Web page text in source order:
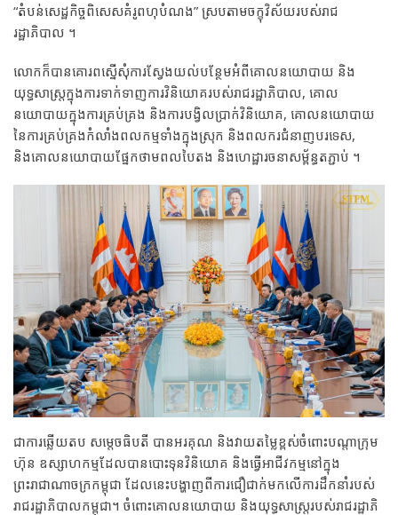
“តំបន់សេដ្ឋកិច្ច​ពិ​សេស​​គំរូពហុបំណង” ស្របតាមចក្ខុវិស័យរបស់រាជ
រដ្ឋាភិបាល ។
លោកក៏បានគោរពស្នើសុំការស្វែងយល់បន្ថែមអំពីគោលនយោបាយ និង
យុទ្ធសា​ស្ត្រ​ក្នុង​កា​រ​ទា​ក់​ទា​ញ​កា​រ​វិ​និ​យោ​គ​រប​ស់​រាជរដ្ឋាភិបាល, គោល
នយោបាយក្នុងការគ្រប់គ្រង និង​ការ​បង្វិលប្រាក់វិនិយោគ, គោលនយោ​បាយ​
នៃ​ការគ្រប់គ្រងកំលាំងពលកម្មទាំងក្នុងស្រុក និងពលករជំនាញបរទេស,
និងគោ​ល​ន​យោ​បាយ​ផ្នែ​ក​ថា​មព​លបៃតង និង​ហេ​ដ្ឋា​រ​ច​នា​សម្ព័ន្ធ​តភ្ជាប់ ។
ជាការឆ្លើយតប សម្តេចធិបតី បានអរគុណ និងវាយតម្លៃខ្ពស់ចំពោះបណ្តាក្រុម
ហ៊ុន ឧស្សាហក​ម្ម​ដែ​ល​បាន​បោះ​​ទុន​វិ​និយោគ និងធ្វើអាជីវកម្មនៅក្នុង
ព្រះរាជាណាចក្រកម្ពុជា ដែល​នេះ​​​ប​ង្ហា​ញពី​កា​រ​ជឿជា​ក់​ម​ក​លើ​កា​រ​ដឹ​កនាំរបស់
រាជរដ្ឋាភិបាលកម្ពុជា។ ចំពោះគោលនយោបាយ និ​ង​យុទ្ធ​សា​ស្ត្រ​រ​ប​ស់​រា​ជ​រ​ដ្ឋា​ភិ​